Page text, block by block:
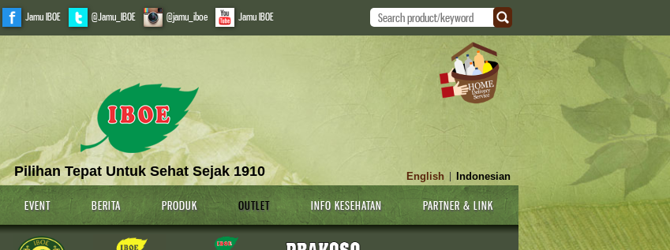
Jamu IBOE @Jamu_IBOE @jamu_iboe Jamu IBOE
Pilihan Tepat Untuk Sehat Sejak 1910 English Indonesian
EVENT BERITA PRODUK OUTLET INFO KESEHATAN PARTNER & LINK